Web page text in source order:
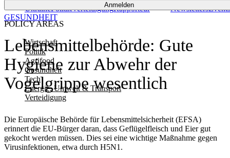
Anmelden
POLICY AREAS
Wirtschaft
Politik
Agrifood
Gesundheit
Tech
Energie, Umwelt & Transport
Verteidigung
UkrainePolitikVerteidigungRapporteur NewslettersEvents
Lebensmittelbehörde: Gute
Hygiene zur Abwehr der
Vogelgrippe wesentlich
Die Europäische Behörde für Lebensmittelsicherheit (EFSA)
erinnert die EU-Bürger daran, dass Geflügelfleisch und Eier gut
gekocht werden müssen. Dies sei eine wichtige Maßnahme gegen
Virusinfektionen, etwa durch H5N1.
GESUNDHEIT